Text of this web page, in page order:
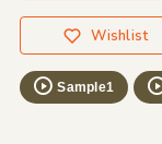
Wishlist
Sample1